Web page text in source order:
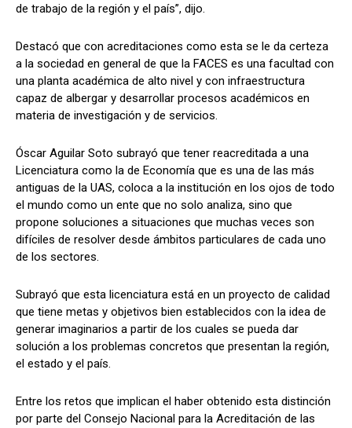
de trabajo de la región y el país”, dijo.
Destacó que con acreditaciones como esta se le da certeza
a la sociedad en general de que la FACES es una facultad con
una planta académica de alto nivel y con infraestructura
capaz de albergar y desarrollar procesos académicos en
materia de investigación y de servicios.
Óscar Aguilar Soto subrayó que tener reacreditada a una
Licenciatura como la de Economía que es una de las más
antiguas de la UAS, coloca a la institución en los ojos de todo
el mundo como un ente que no solo analiza, sino que
propone soluciones a situaciones que muchas veces son
difíciles de resolver desde ámbitos particulares de cada uno
de los sectores.
Subrayó que esta licenciatura está en un proyecto de calidad
que tiene metas y objetivos bien establecidos con la idea de
generar imaginarios a partir de los cuales se pueda dar
solución a los problemas concretos que presentan la región,
el estado y el país.
Entre los retos que implican el haber obtenido esta distinción
por parte del Consejo Nacional para la Acreditación de las